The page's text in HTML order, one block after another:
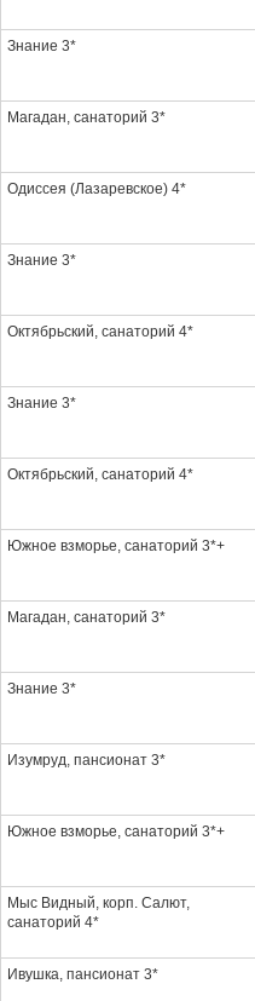
Знание 3*
Магадан, санаторий 3*
Одиссея (Лазаревское) 4*
Знание 3*
Октябрьский, санаторий 4*
Знание 3*
Октябрьский, санаторий 4*
Южное взморье, санаторий 3*+
Магадан, санаторий 3*
Знание 3*
Изумруд, пансионат 3*
Южное взморье, санаторий 3*+
Мыс Видный, корп. Салют,
санаторий 4*
Ивушка, пансионат 3*